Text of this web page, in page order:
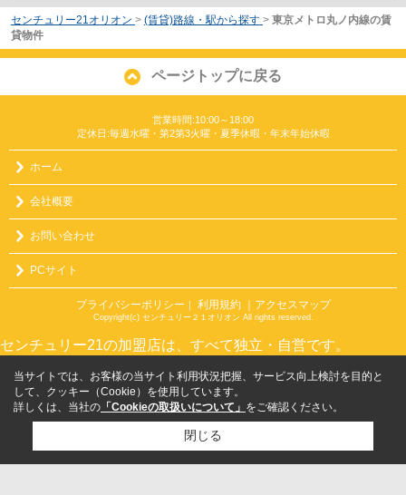
センチュリー21オリオン > (賃貸)路線・駅から探す > 東京メトロ丸ノ内線の賃
貸物件
ページトップに戻る
営業時間:10:00～18:00
定休日:毎週水曜・第2第3火曜・夏季休暇・年末年始休暇
ホーム
会社概要
お問い合わせ
PCサイト
プライバシーポリシー ｜ 利用規約 ｜アクセスマップ
Copyright(c) センチュリー２１オリオン All rights reserved.
センチュリー21の加盟店は、すべて独立・自営です。
当サイトでは、お客様の当サイト利用状況把握、サービス向上検討を目的と
して、クッキー（Cookie）を使用しています。
詳しくは、当社の 「Cookieの取扱いについて」 をご確認ください。
閉じる